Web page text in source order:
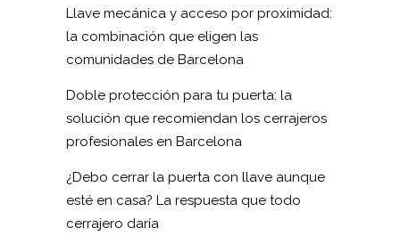
Llave mecánica y acceso por proximidad:
la combinación que eligen las
comunidades de Barcelona
Doble protección para tu puerta: la
solución que recomiendan los cerrajeros
profesionales en Barcelona
¿Debo cerrar la puerta con llave aunque
esté en casa? La respuesta que todo
cerrajero daría